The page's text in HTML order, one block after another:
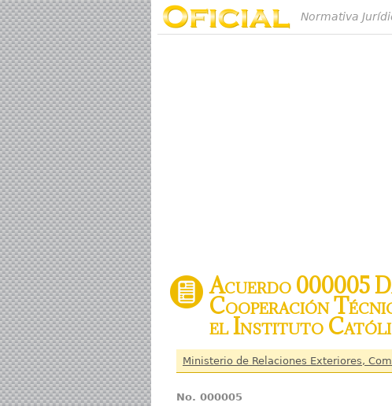
Normativa
Acuerdo 000005
Cooperación
el Instituto
Ministerio de Relaciones Exteriores,
No. 000005